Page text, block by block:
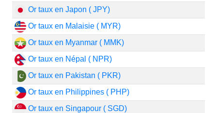
Or taux en Japon ( JPY)
Or taux en Malaisie ( MYR)
Or taux en Myanmar ( MMK)
Or taux en Népal ( NPR)
Or taux en Pakistan ( PKR)
Or taux en Philippines ( PHP)
Or taux en Singapour ( SGD)